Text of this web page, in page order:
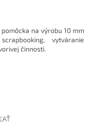
na výrobu 10 mm
vytváranie
činnosti.